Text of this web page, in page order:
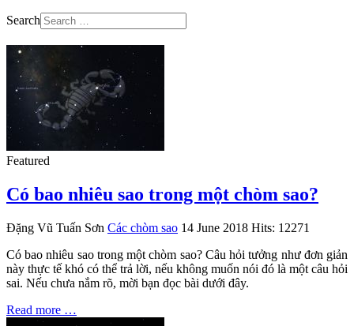
Search
Featured
Có bao nhiêu sao trong một chòm sao?
Đặng Vũ Tuấn Sơn Các chòm sao 14 June 2018 Hits: 12271
Có bao nhiêu sao trong một chòm sao? Câu hỏi tưởng như đơn giản
này thực tế khó có thể trả lời, nếu không muốn nói đó là một câu hỏi
sai. Nếu chưa nắm rõ, mời bạn đọc bài dưới đây.
Read more …